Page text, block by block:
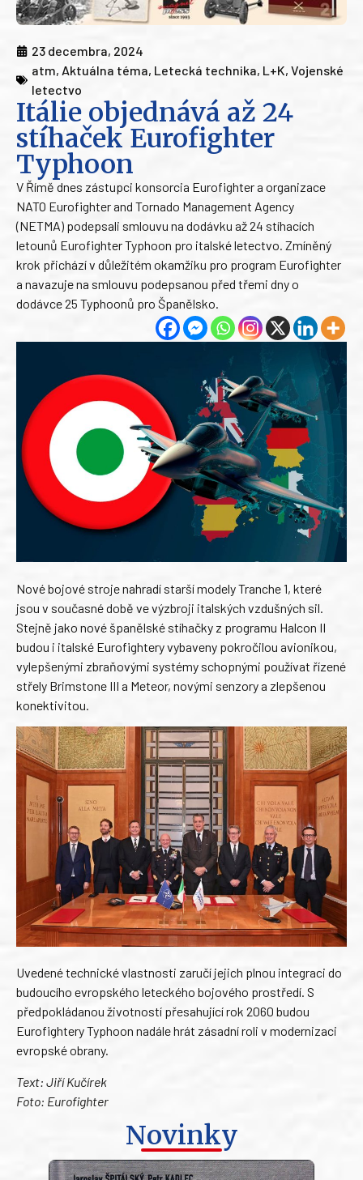
23 decembra, 2024
atm, Aktuálna téma, Letecká technika, L+K, Vojenské
letectvo
Itálie objednává až 24
stíhaček Eurofighter
Typhoon
V Římě dnes zástupci konsorcia Eurofighter a organizace
NATO Eurofighter and Tornado Management Agency
(NETMA) podepsali smlouvu na dodávku až 24 stíhacích
letounů Eurofighter Typhoon pro italské letectvo. Zmíněný
krok přichází v důležitém okamžiku pro program Eurofighter
a navazuje na smlouvu podepsanou před třemi dny o
dodávce 25 Typhoonů pro Španělsko.
Nové bojové stroje nahradí starší modely Tranche 1, které
jsou v současné době ve výzbroji italských vzdušných sil.
Stejně jako nové španělské stíhačky z programu Halcon II
budou i italské Eurofightery vybaveny pokročilou avionikou,
vylepšenými zbraňovými systémy schopnými používat řízené
střely Brimstone III a Meteor, novými senzory a zlepšenou
konektivitou.
Uvedené technické vlastnosti zaručí jejich plnou integraci do
budoucího evropského leteckého bojového prostředí. S
předpokládanou životností přesahující rok 2060 budou
Eurofightery Typhoon nadále hrát zásadní roli v modernizaci
evropské obrany.
Text: Jiří Kučírek
Foto: Eurofighter
Novinky